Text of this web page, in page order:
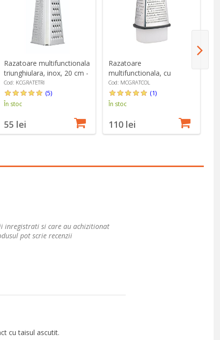
Razatoare multifunctionala
triunghiulara, inox, 20 cm -
Kitchen Craft
Cod: KCGRATETRI
(5)
În stoc
55 lei
Razatoare
multifunctionala, cu
recipient, inox -
MasterClass
Cod: MCGRATCOL
(1)
În stoc
110 lei
inregistrati si care au achizitionat
pot scrie recenzii
cu taisul ascutit.